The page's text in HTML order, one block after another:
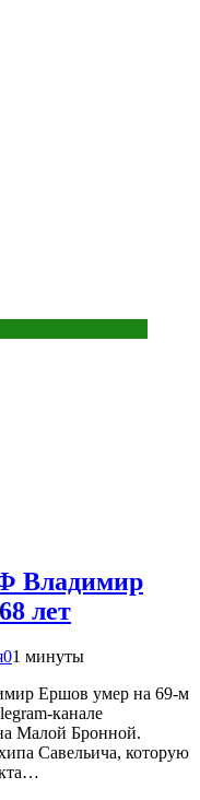
Владимир
лет
01 минуты
Ершов умер на 69-м
канале
Малой Бронной.
Савельича, которую